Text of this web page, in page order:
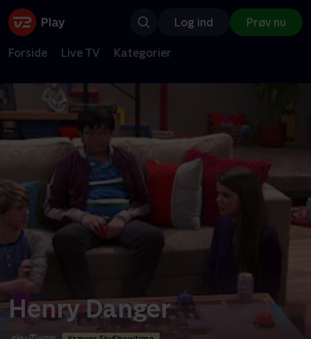
Log ind Prøv nu
Forside Live TV Kategorier
Henry Danger